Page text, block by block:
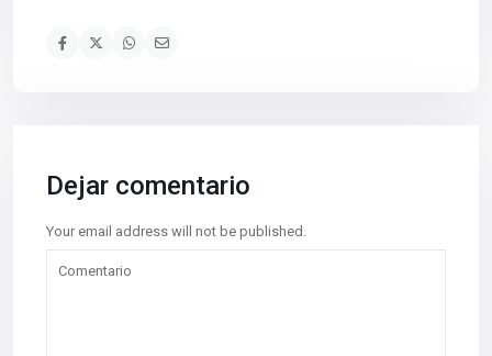
Dejar comentario
Your email address will not be published.